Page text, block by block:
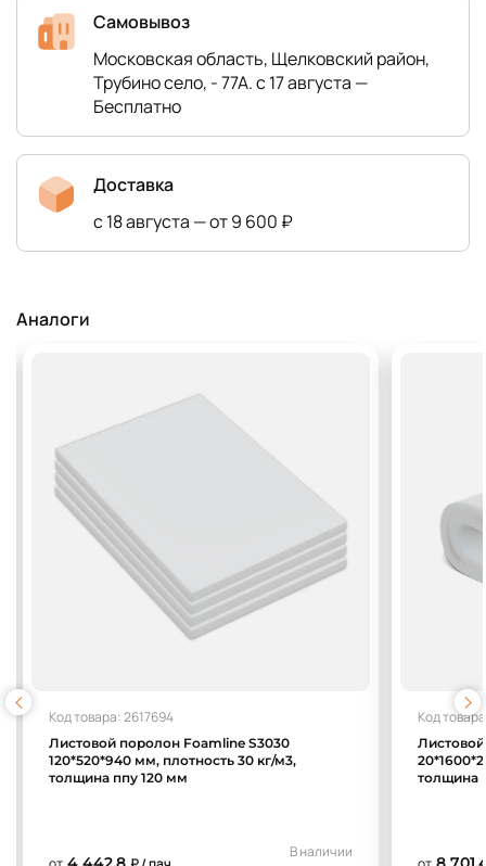
Самовывоз
Московская область, Щелковский район,
Трубино село, - 77А. с 17 августа —
Бесплатно
Доставка
с 18 августа — от 9 600 ₽
Аналоги
Код товара: 2617694
Листовой поролон Foamline S3030
120*520*940 мм, плотность 30 кг/м3,
толщина ппу 120 мм
В наличии
Код
толщина